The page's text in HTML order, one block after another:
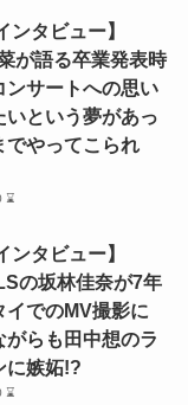
ンタビュー】
が語る卒業発表時
ンサートへの思い
いという夢があっ
でやってこられ
⌛
ンタビュー】
の坂林佳奈が7年
イでのMV撮影に
がらも田中想のラ
に嫉妬!?
⌛